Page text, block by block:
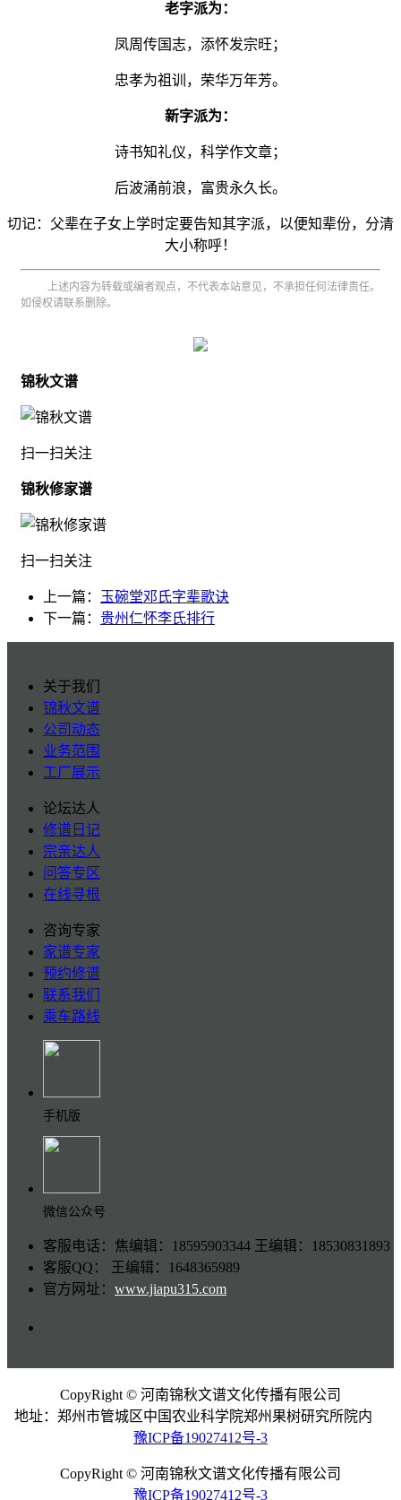
老字派为：
凤周传国志，添怀发宗旺；
忠孝为祖训，荣华万年芳。
新字派为：
诗书知礼仪，科学作文章；
后波涌前浪，富贵永久长。
切记：父辈在子女上学时定要告知其字派，以便知辈份，分清
大小称呼！
上述内容为转载或编者观点，不代表本站意见，不承担任何法律责任。
如侵权请联系删除。
锦秋文谱
扫一扫关注
锦秋修家谱
扫一扫关注
上一篇：
玉碗堂邓氏字辈歌诀
下一篇： 贵州仁怀李氏排行
关于我们
锦秋文谱
公司动态
业务范围
工厂展示
论坛达人
修谱日记
宗亲达人
问答专区
在线寻根
咨询专家
家谱专家
预约修谱
联系我们
乘车路线
手机版
微信公众号
客服电话：焦编辑：18595903344 王编辑：18530831893
客服QQ： 王编辑：1648365989
官方网址： www.jiapu315.com
CopyRight © 河南锦秋文谱文化传播有限公司
地址：郑州市管城区中国农业科学院郑州果树研究所院内
豫ICP备19027412号-3
CopyRight © 河南锦秋文谱文化传播有限公司
豫ICP备19027412号-3